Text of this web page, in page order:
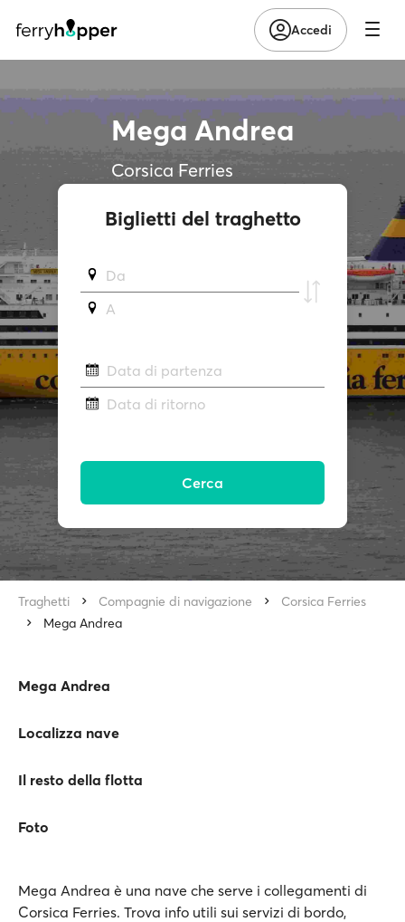
Accedi
Mega Andrea
Corsica Ferries
Biglietti del traghetto
Da
A
Data di partenza
Data di ritorno
Cerca
Traghetti Compagnie di navigazione
Corsica Ferries
Mega Andrea
Mega Andrea
Localizza nave
Il resto della flotta
Foto
Mega Andrea è una nave che serve i collegamenti di
Corsica Ferries. Trova info utili sui servizi di bordo,